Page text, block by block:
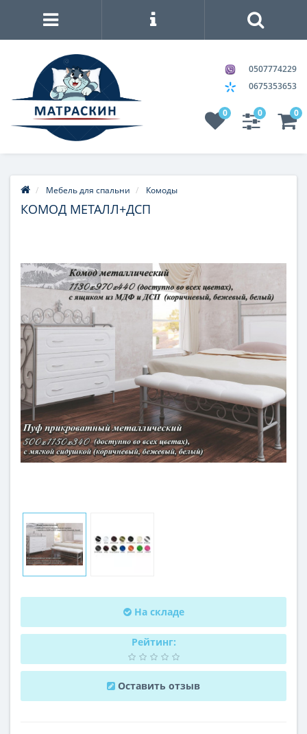
0507774229
0675353653
0 0 0
Мебель для спальни Комоды
КОМОД МЕТАЛЛ+ДСП
На складе
Рейтинг:
Оставить отзыв